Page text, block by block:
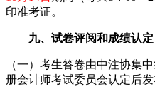
印准考证。
九、试卷评阅和成绩认定
（一）考生答卷由中注协集
册会计师考试委员会认定后